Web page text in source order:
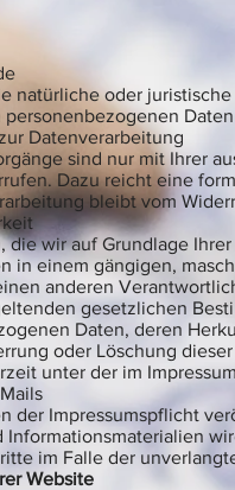
natürliche oder
Datenverarbeitung
sind nur mit Ihrer
Dazu reicht eine
bleibt vom
die wir auf Grundlage
in einem gängigen,
anderen
gesetzlichen
Daten, deren
oder Löschung
unter der im
der Impressumspflicht
Informationsmaterialien
im Falle der
Website